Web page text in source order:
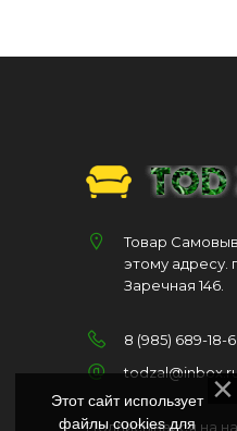
Товар
этому адресу.
Заречная 146.
8 (985) 689-18-
Подписывайся на
Этот сайт использует
файлы cookies для